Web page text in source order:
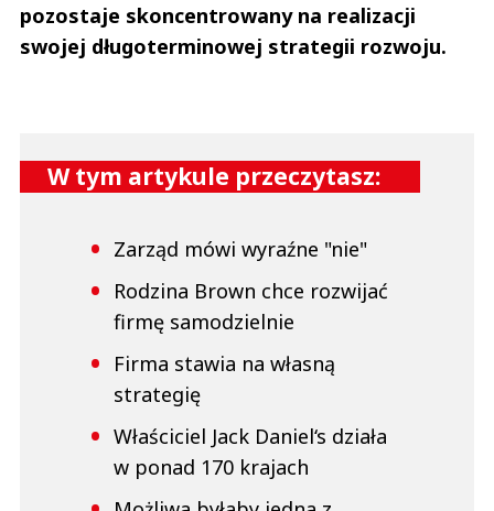
pozostaje skoncentrowany na realizacji
swojej długoterminowej strategii rozwoju.
W tym artykule przeczytasz:
Zarząd mówi wyraźne "nie"
Rodzina Brown chce rozwijać
firmę samodzielnie
Firma stawia na własną
strategię
Właściciel Jack Daniel‘s działa
w ponad 170 krajach